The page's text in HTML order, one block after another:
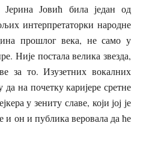
Јовић била један од
интерпретаторки народне
прошлог века, не само у
Није постала велика звезда,
за то. Изузетних вокалних
на почетку каријере сретне
у зениту славе, који јој је
и он и публика веровала да ће